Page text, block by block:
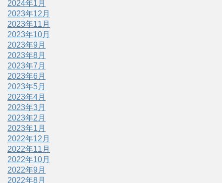
2024年1月
2023年12月
2023年11月
2023年10月
2023年9月
2023年8月
2023年7月
2023年6月
2023年5月
2023年4月
2023年3月
2023年2月
2023年1月
2022年12月
2022年11月
2022年10月
2022年9月
2022年8月